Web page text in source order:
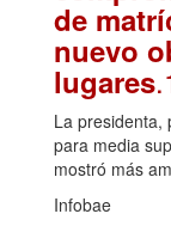
de
nuevo
lugares
La presidenta,
para media
mostró más
Infobae